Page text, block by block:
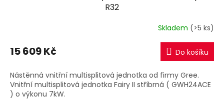
R32
Skladem (>5 ks)
15 609 Kč Do košíku
Nástěnná vnitřní multisplitová jednotka od firmy Gree.
Vnitřní multisplitová jednotka Fairy II stříbrná ( GWH24ACE
) o výkonu 7kW.